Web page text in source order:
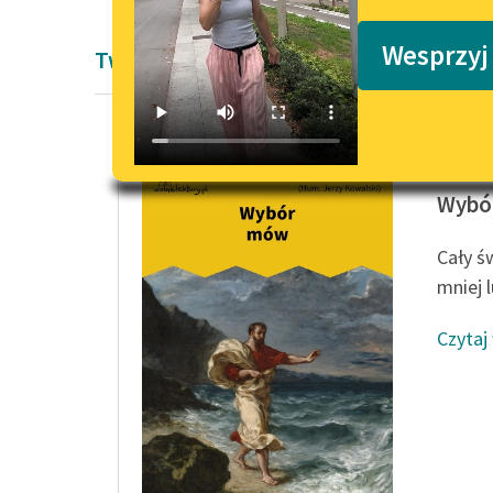
Twórczość Demostenesa
Cały
mniej
Czytaj